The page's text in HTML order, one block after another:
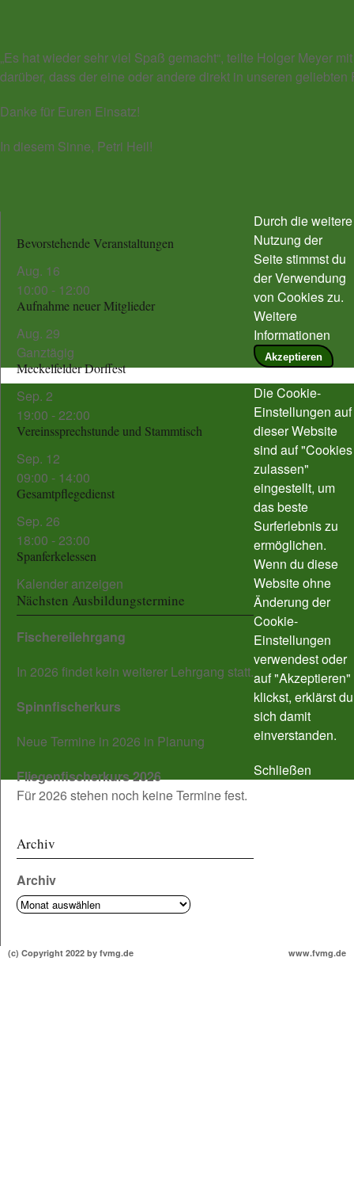
„Es hat wieder sehr viel Spaß gemacht“, teilte Holger Meyer
darüber, dass der eine oder andere direkt in unseren geliebten
Danke für Euren Einsatz!
In diesem Sinne, Petri Heil!
Bevorstehende Veranstaltungen
Aug. 16
10:00 - 12:00
Aufnahme neuer Mitglieder
Aug. 29
Ganztägig
Meckelfelder Dorffest
Sep. 2
19:00 -22:00
Vereinssprechstunde und Stammtisch
Sep. 12
09:00 - 14:00
Gesamtpflegedienst
Sep. 26
18:00 -23:00
Spanferkelessen
Kalender anzeigen
Nächsten Ausbildungstermine
Fischereilehrgang
In 2026 findet kein weiterer Lehrgang statt.
Spinnfischerkurs
Neue Termine in 2026 in Planung
Fliegenfischerkurs 2026
Für 2026 stehen noch keine Termine fest.
Archiv
Archiv
(c) Copyright 2022 by fvmg.de www.fvmg.de
Durch die weitere
Nutzung der
Seite stimmst du
der Verwendung
von Cookies zu.
Weitere
Informationen
Akzeptieren
Die Cookie-
Einstellungen auf
dieser Website
sind auf "Cookies
zulassen"
eingestellt, um
das beste
Surferlebnis zu
ermöglichen.
Wenn du diese
Website ohne
Änderung der
Cookie-
Einstellungen
verwendest oder
auf "Akzeptieren"
klickst, erklärst du
sich damit
einverstanden.
Schließen